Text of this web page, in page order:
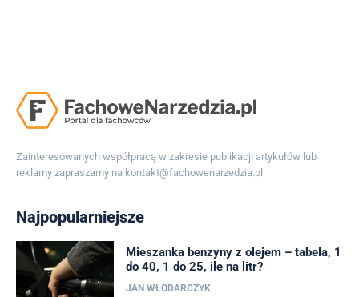
Zainteresowanych współpracą w zakresie publikacji artykułów lub
reklamy zapraszamy na kontakt@fachowenarzedzia.pl
Najpopularniejsze
Mieszanka benzyny z olejem – tabela, 1
do 40, 1 do 25, ile na litr?
JAN WŁODARCZYK